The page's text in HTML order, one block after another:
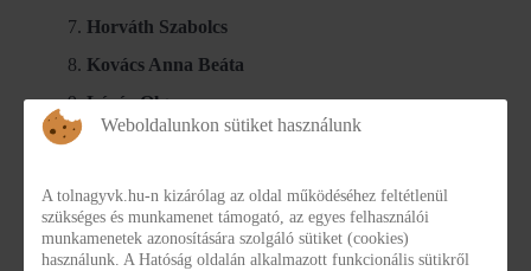
Horváth Szabolcs
Kovács Anna Beáta
Lázár Olga
Orgován Réka Kinga
Orgován Zsolt András
Weboldalunkon sütiket használunk
A tolnagyvk.hu-n kizárólag az oldal működéséhez feltétlenül
szükséges és munkamenet támogató, az egyes felhasználói
munkamenetek azonosítására szolgáló sütiket (cookies)
használunk. A Hatóság oldalán alkalmazott funkcionális sütikről